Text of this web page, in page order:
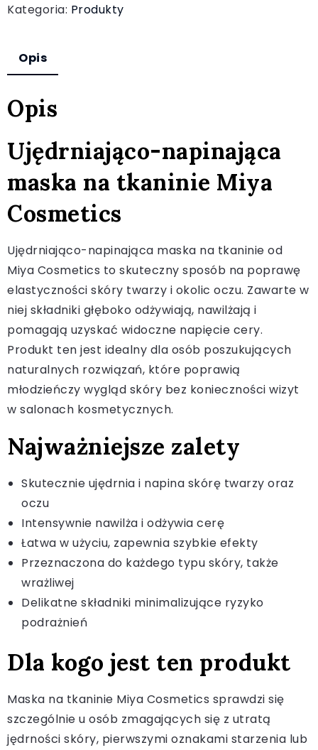
Kategoria: Produkty
Opis
Opis
Ujędrniająco-napinająca
maska na tkaninie Miya
Cosmetics
Ujędrniająco-napinająca maska na tkaninie od
Miya Cosmetics to skuteczny sposób na poprawę
elastyczności skóry twarzy i okolic oczu. Zawarte w
niej składniki głęboko odżywiają, nawilżają i
pomagają uzyskać widoczne napięcie cery.
Produkt ten jest idealny dla osób poszukujących
naturalnych rozwiązań, które poprawią
młodzieńczy wygląd skóry bez konieczności wizyt
w salonach kosmetycznych.
Najważniejsze zalety
Skutecznie ujędrnia i napina skórę twarzy oraz
oczu
Intensywnie nawilża i odżywia cerę
Łatwa w użyciu, zapewnia szybkie efekty
Przeznaczona do każdego typu skóry, także
wrażliwej
Delikatne składniki minimalizujące ryzyko
podrażnień
Dla kogo jest ten produkt
Maska na tkaninie Miya Cosmetics sprawdzi się
szczególnie u osób zmagających się z utratą
jędrności skóry, pierwszymi oznakami starzenia lub